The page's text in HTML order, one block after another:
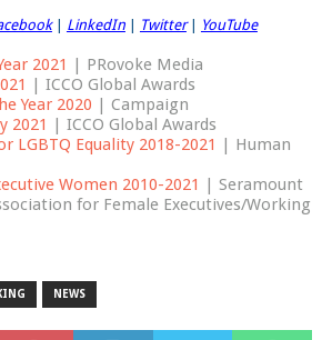
| LinkedIn | Twitter | YouTube
2021 | PRovoke Media
| ICCO Global Awards
Year 2020 | Campaign
2021 | ICCO Global Awards
LGBTQ Equality 2018-2021 | Human
Women 2010-2021 | Seramount
for Female Executives/Working
NEWS